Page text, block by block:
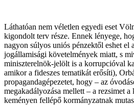
Láthatóan nem véletlen egyedi eset
kigondolt terv része. Ennek lényege,
nagyon súlyos uniós pénzektől eshet el
jogállamisági követelmények miatt, s
miniszterelnök-jelölt is a korrupcióval
amikor a fideszes tematikát erősíti),
propagandagépezetet, hogy – az
megakadályozása mellett – a rezsimet
keményen fellépő kormányzatnak